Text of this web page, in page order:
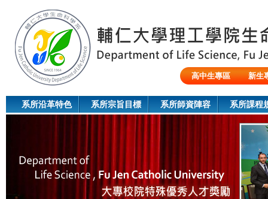
高中生專區
新生
系所沿革特色 系所宗旨目標 系所師資陣容 系所課程